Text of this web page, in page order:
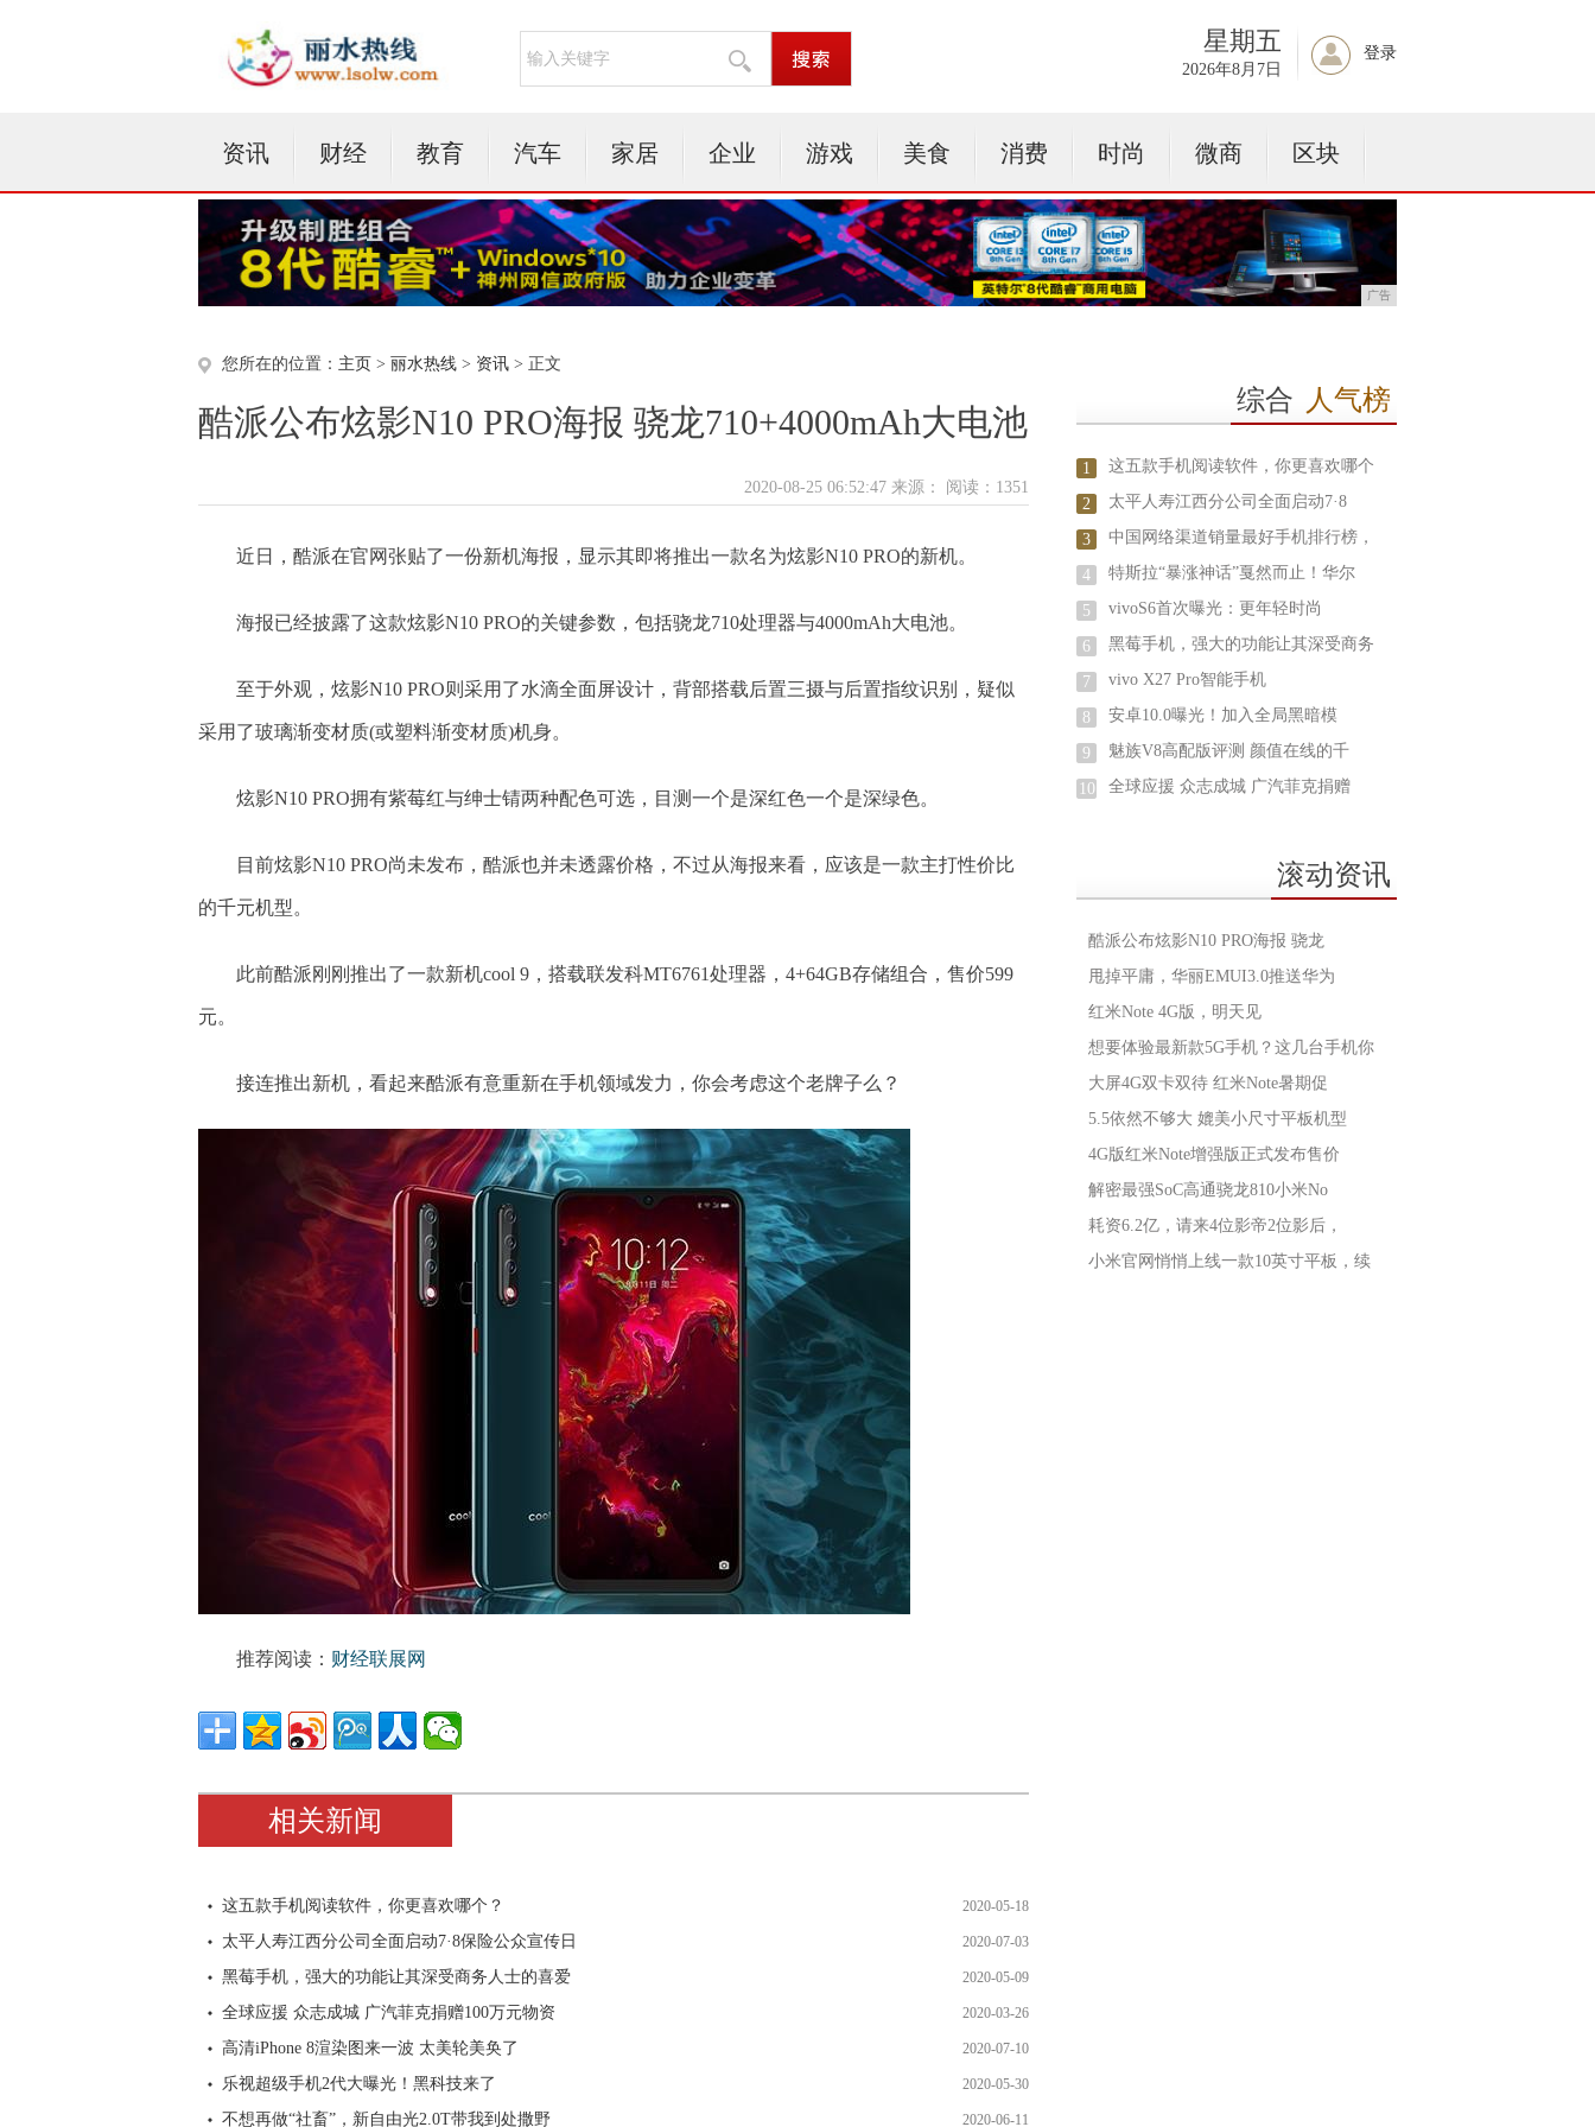
星期五
2026年8月7日
登录
资讯 财经 教育 汽车 家居 企业 游戏 美食 消费 时尚 微商 区块
广告
您所在的位置： 主页 > 丽水热线 > 资讯 > 正文
酷派公布炫影N10 PRO海报 骁龙710+4000mAh大电池
2020-08-25 06:52:47 来源： 阅读：1351
近日，酷派在官网张贴了一份新机海报，显示其即将推出一款名为炫影N10 PRO的新机。
海报已经披露了这款炫影N10 PRO的关键参数，包括骁龙710处理器与4000mAh大电池。
至于外观，炫影N10 PRO则采用了水滴全面屏设计，背部搭载后置三摄与后置指纹识别，疑似
采用了玻璃渐变材质(或塑料渐变材质)机身。
炫影N10 PRO拥有紫莓红与绅士锖两种配色可选，目测一个是深红色一个是深绿色。
目前炫影N10 PRO尚未发布，酷派也并未透露价格，不过从海报来看，应该是一款主打性价比
的千元机型。
此前酷派刚刚推出了一款新机cool 9，搭载联发科MT6761处理器，4+64GB存储组合，售价599
元。
接连推出新机，看起来酷派有意重新在手机领域发力，你会考虑这个老牌子么？
推荐阅读： 财经联展网
相关新闻
这五款手机阅读软件，你更喜欢哪个？ 2020-05-18
太平人寿江西分公司全面启动7·8保险公众宣传日 2020-07-03
黑莓手机，强大的功能让其深受商务人士的喜爱 2020-05-09
全球应援 众志成城 广汽菲克捐赠100万元物资 2020-03-26
高清iPhone 8渲染图来一波 太美轮美奂了 2020-07-10
乐视超级手机2代大曝光！黑科技来了 2020-05-30
不想再做“社畜”，新自由光2.0T带我到处撒野 2020-06-11
综合 人气榜
1 这五款手机阅读软件，你更喜欢哪个
2 太平人寿江西分公司全面启动7·8
3 中国网络渠道销量最好手机排行榜，
4 特斯拉“暴涨神话”戛然而止！华尔
5 vivoS6首次曝光：更年轻时尚
6 黑莓手机，强大的功能让其深受商务
7 vivo X27 Pro智能手机
8 安卓10.0曝光！加入全局黑暗模
9 魅族V8高配版评测 颜值在线的千
10 全球应援 众志成城 广汽菲克捐赠
滚动资讯
酷派公布炫影N10 PRO海报 骁龙
甩掉平庸，华丽EMUI3.0推送华为
红米Note 4G版，明天见
想要体验最新款5G手机？这几台手机你
大屏4G双卡双待 红米Note暑期促
5.5依然不够大 媲美小尺寸平板机型
4G版红米Note增强版正式发布售价
解密最强SoC高通骁龙810小米No
耗资6.2亿，请来4位影帝2位影后，
小米官网悄悄上线一款10英寸平板，续